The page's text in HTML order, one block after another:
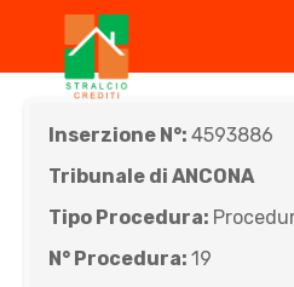
Inserzione N°: 4593886
Tribunale di ANCONA
Tipo Procedura:
N° Procedura: 19